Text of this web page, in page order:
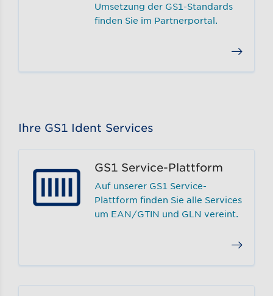
Umsetzung der GS1-Standards
finden Sie im Partnerportal.
Ihre GS1 Ident Services
GS1 Service-Plattform
Auf unserer GS1 Service-
Plattform finden Sie alle Services
um EAN/GTIN und GLN vereint.